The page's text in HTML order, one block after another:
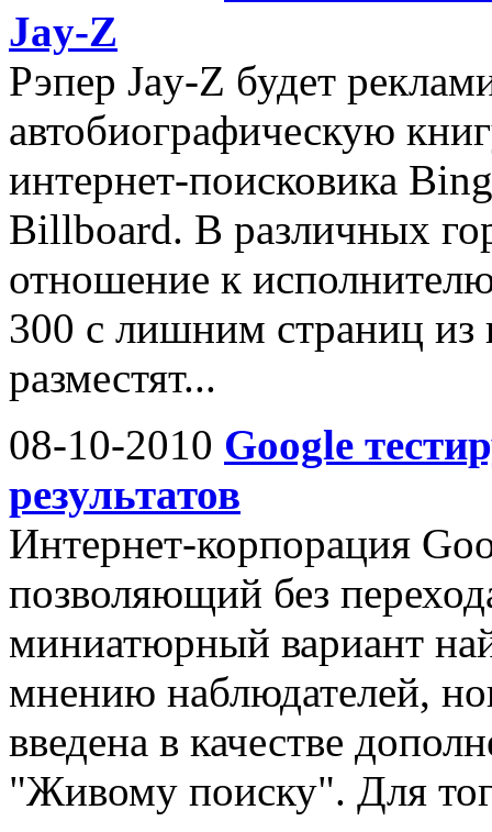
Jay-Z
Рэпер Jay-Z будет
автобиографическую
интернет-поисковика
Billboard. В различных
отношение к
300 с лишним страниц из
разместят...
08-10-2010 Google
результатов
Интернет-корпорация
позволяющий без
миниатюрный вариант
мнению наблюдателей,
введена в качестве
"Живому поиску". Для